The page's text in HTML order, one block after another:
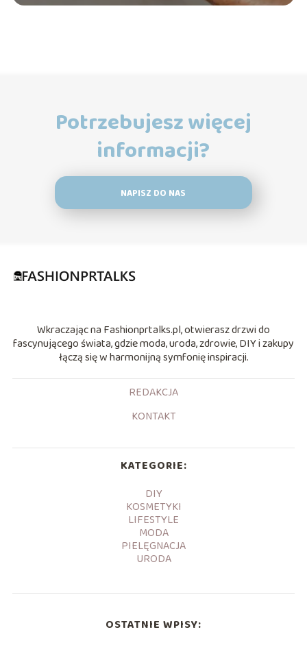
Potrzebujesz więcej
informacji?
NAPISZ DO NAS
Wkraczając na Fashionprtalks.pl, otwierasz drzwi do
fascynującego świata, gdzie moda, uroda, zdrowie, DIY i zakupy
łączą się w harmonijną symfonię inspiracji.
REDAKCJA
KONTAKT
KATEGORIE:
DIY
KOSMETYKI
LIFESTYLE
MODA
PIELĘGNACJA
URODA
OSTATNIE WPISY: